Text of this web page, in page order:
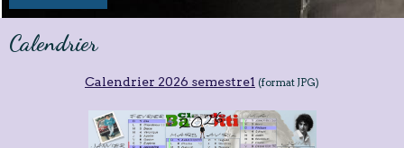
Calendrier
Calendrier 2026 semestre1 (format JPG)